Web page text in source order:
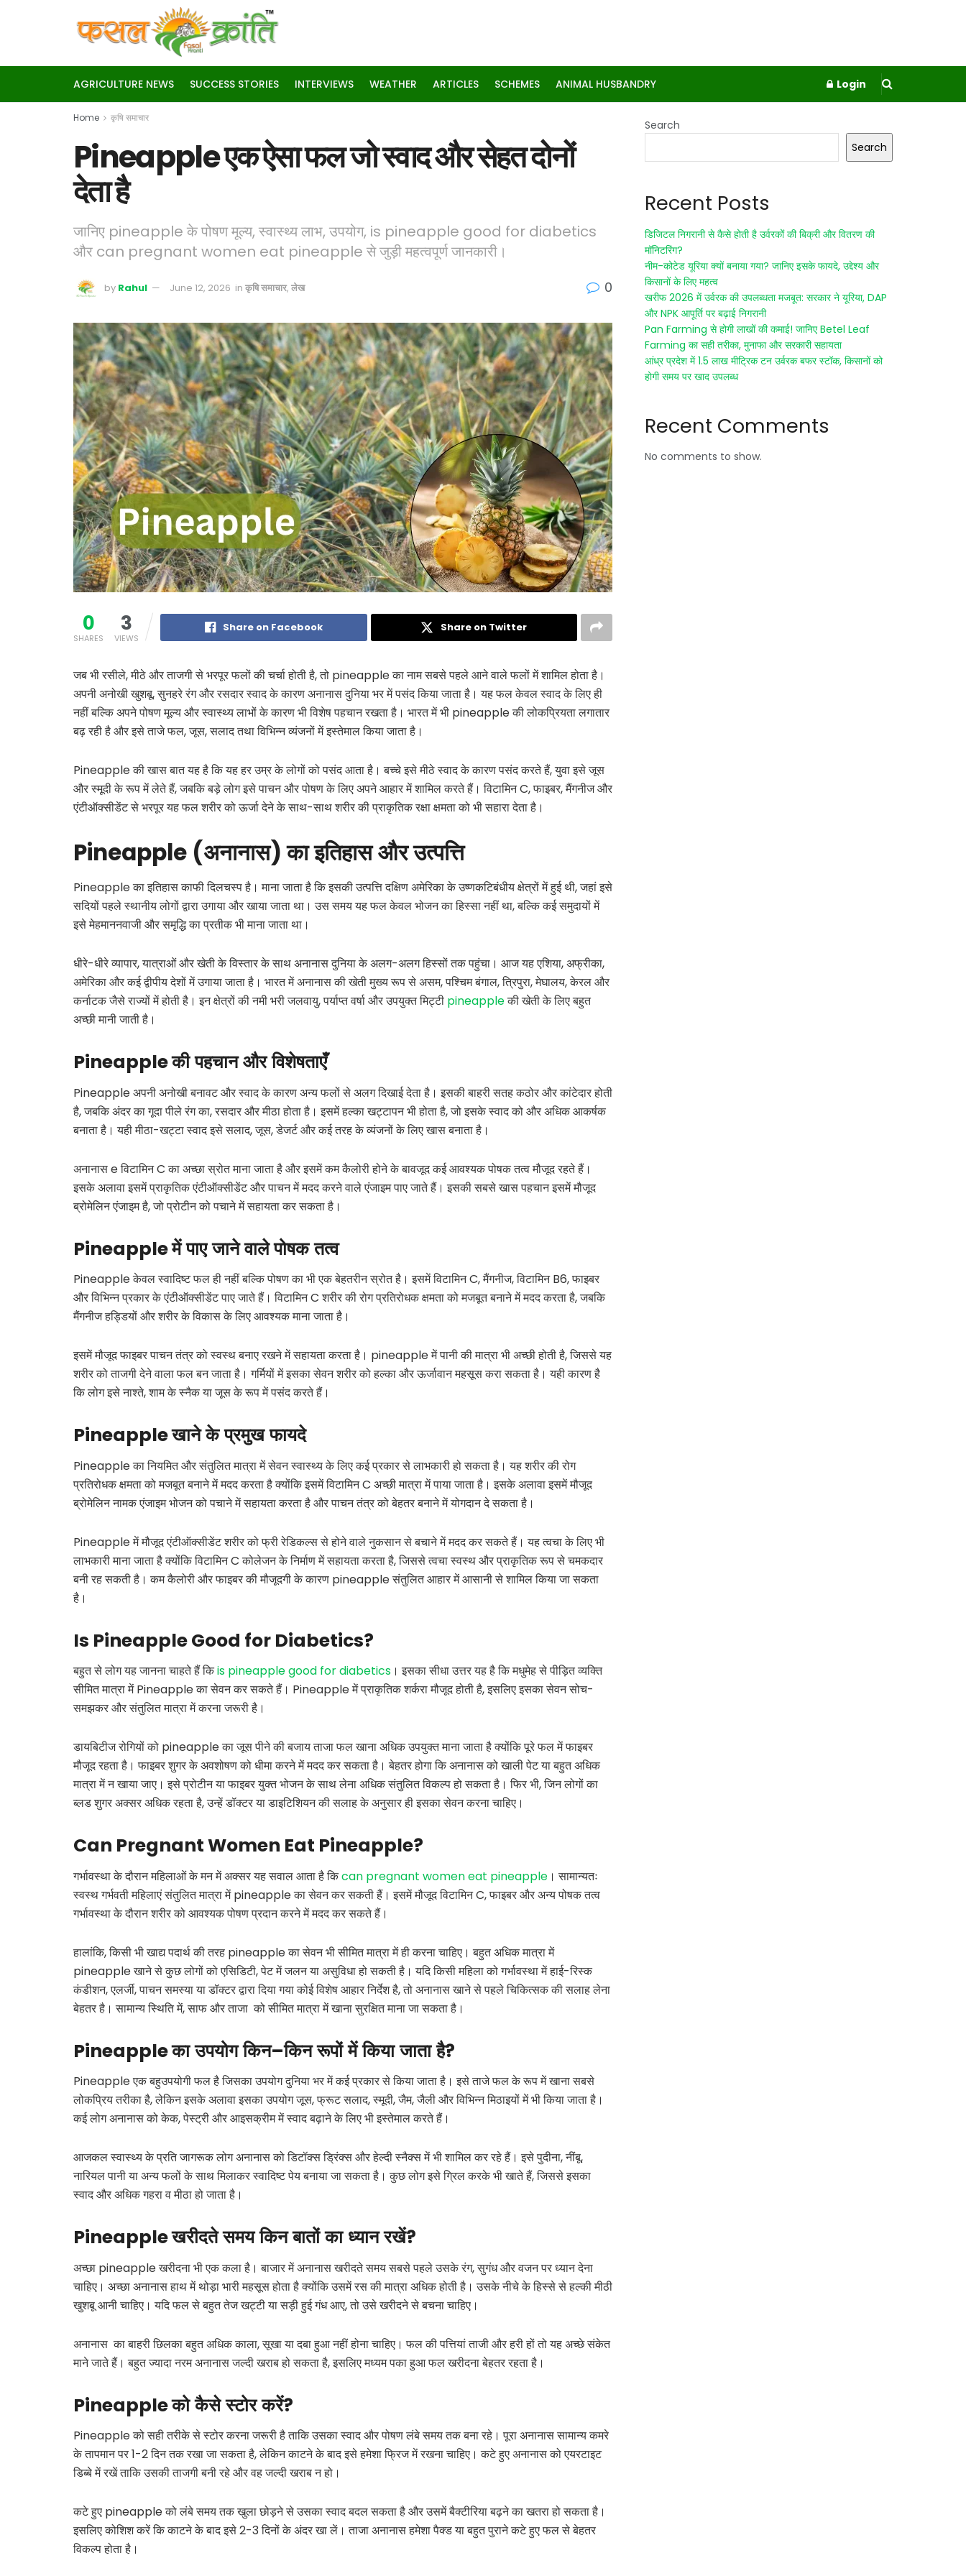
AGRICULTURE NEWS SUCCESS STORIES INTERVIEWS WEATHER ARTICLES SCHEMES ANIMAL HUSBANDRY Login
Home कृषि समाचार
Pineapple एक ऐसा फल जो स्वाद और सेहत दोनों
देता है
जानिए pineapple के पोषण मूल्य, स्वास्थ्य लाभ, उपयोग, is pineapple good for diabetics
और can pregnant women eat pineapple से जुड़ी महत्वपूर्ण जानकारी।
by Rahul June 12, 2026 in कृषि समाचार, लेख 0
0
SHARES
3
VIEWS
Share on Facebook Share on Twitter
जब भी रसीले, मीठे और ताजगी से भरपूर फलों की चर्चा होती है, तो pineapple का नाम सबसे पहले आने वाले फलों में शामिल होता है।
अपनी अनोखी खुशबू, सुनहरे रंग और रसदार स्वाद के कारण अनानास दुनिया भर में पसंद किया जाता है। यह फल केवल स्वाद के लिए ही
नहीं बल्कि अपने पोषण मूल्य और स्वास्थ्य लाभों के कारण भी विशेष पहचान रखता है। भारत में भी pineapple की लोकप्रियता लगातार
बढ़ रही है और इसे ताजे फल, जूस, सलाद तथा विभिन्न व्यंजनों में इस्तेमाल किया जाता है।
Pineapple की खास बात यह है कि यह हर उम्र के लोगों को पसंद आता है। बच्चे इसे मीठे स्वाद के कारण पसंद करते हैं, युवा इसे जूस
और स्मूदी के रूप में लेते हैं, जबकि बड़े लोग इसे पाचन और पोषण के लिए अपने आहार में शामिल करते हैं। विटामिन C, फाइबर, मैंगनीज और
एंटीऑक्सीडेंट से भरपूर यह फल शरीर को ऊर्जा देने के साथ-साथ शरीर की प्राकृतिक रक्षा क्षमता को भी सहारा देता है।
Pineapple (अनानास)काइतिहासऔरउत्पत्ति
Pineapple का इतिहास काफी दिलचस्प है। माना जाता है कि इसकी उत्पत्ति दक्षिण अमेरिका के उष्णकटिबंधीय क्षेत्रों में हुई थी, जहां इसे
सदियों पहले स्थानीय लोगों द्वारा उगाया और खाया जाता था। उस समय यह फल केवल भोजन का हिस्सा नहीं था, बल्कि कई समुदायों में
इसे मेहमाननवाजी और समृद्धि का प्रतीक भी माना जाता था।
धीरे-धीरे व्यापार, यात्राओं और खेती के विस्तार के साथ अनानास दुनिया के अलग-अलग हिस्सों तक पहुंचा। आज यह एशिया, अफ्रीका,
अमेरिका और कई द्वीपीय देशों में उगाया जाता है। भारत में अनानास की खेती मुख्य रूप से असम, पश्चिम बंगाल, त्रिपुरा, मेघालय, केरल और
कर्नाटक जैसे राज्यों में होती है। इन क्षेत्रों की नमी भरी जलवायु, पर्याप्त वर्षा और उपयुक्त मिट्टी pineappleकी खेती के लिए बहुत
अच्छी मानी जाती है।
Pineappleकी पहचान और विशेषताएँ
Pineapple अपनी अनोखी बनावट और स्वाद के कारण अन्य फलों से अलग दिखाई देता है। इसकी बाहरी सतह कठोर और कांटेदार होती
है, जबकि अंदर का गूदा पीले रंग का, रसदार और मीठा होता है। इसमें हल्का खट्टापन भी होता है, जो इसके स्वाद को और अधिक आकर्षक
बनाता है। यही मीठा-खट्टा स्वाद इसे सलाद, जूस, डेजर्ट और कई तरह के व्यंजनों के लिए खास बनाता है।
अनानास e विटामिन C का अच्छा स्रोत माना जाता है और इसमें कम कैलोरी होने के बावजूद कई आवश्यक पोषक तत्व मौजूद रहते हैं।
इसके अलावा इसमें प्राकृतिक एंटीऑक्सीडेंट और पाचन में मदद करने वाले एंजाइम पाए जाते हैं। इसकी सबसे खास पहचान इसमें मौजूद
ब्रोमेलिन एंजाइम है, जो प्रोटीन को पचाने में सहायता कर सकता है।
Pineappleमें पाए जाने वाले पोषक तत्व
Pineapple केवल स्वादिष्ट फल ही नहीं बल्कि पोषण का भी एक बेहतरीन स्रोत है। इसमें विटामिन C, मैंगनीज, विटामिन B6, फाइबर
और विभिन्न प्रकार के एंटीऑक्सीडेंट पाए जाते हैं। विटामिन C शरीर की रोग प्रतिरोधक क्षमता को मजबूत बनाने में मदद करता है, जबकि
मैंगनीज हड्डियों और शरीर के विकास के लिए आवश्यक माना जाता है।
इसमें मौजूद फाइबर पाचन तंत्र को स्वस्थ बनाए रखने में सहायता करता है। pineapple में पानी की मात्रा भी अच्छी होती है, जिससे यह
शरीर को ताजगी देने वाला फल बन जाता है। गर्मियों में इसका सेवन शरीर को हल्का और ऊर्जावान महसूस करा सकता है। यही कारण है
कि लोग इसे नाश्ते, शाम के स्नैक या जूस के रूप में पसंद करते हैं।
Pineappleखाने के प्रमुख फायदे
Pineapple का नियमित और संतुलित मात्रा में सेवन स्वास्थ्य के लिए कई प्रकार से लाभकारी हो सकता है। यह शरीर की रोग
प्रतिरोधक क्षमता को मजबूत बनाने में मदद करता है क्योंकि इसमें विटामिन C अच्छी मात्रा में पाया जाता है। इसके अलावा इसमें मौजूद
ब्रोमेलिन नामक एंजाइम भोजन को पचाने में सहायता करता है और पाचन तंत्र को बेहतर बनाने में योगदान दे सकता है।
Pineapple में मौजूद एंटीऑक्सीडेंट शरीर को फ्री रेडिकल्स से होने वाले नुकसान से बचाने में मदद कर सकते हैं। यह त्वचा के लिए भी
लाभकारी माना जाता है क्योंकि विटामिन C कोलेजन के निर्माण में सहायता करता है, जिससे त्वचा स्वस्थ और प्राकृतिक रूप से चमकदार
बनी रह सकती है। कम कैलोरी और फाइबर की मौजूदगी के कारण pineapple संतुलित आहार में आसानी से शामिल किया जा सकता
है।
Is Pineapple Good for Diabetics?
बहुत से लोग यह जानना चाहते हैं किis pineapple good for diabetics । इसका सीधा उत्तर यह है कि मधुमेह से पीड़ित व्यक्ति
सीमित मात्रा में Pineapple का सेवन कर सकते हैं। Pineapple में प्राकृतिक शर्करा मौजूद होती है, इसलिए इसका सेवन सोच-
समझकर और संतुलित मात्रा में करना जरूरी है।
डायबिटीज रोगियों को pineapple का जूस पीने की बजाय ताजा फल खाना अधिक उपयुक्त माना जाता है क्योंकि पूरे फल में फाइबर
मौजूद रहता है। फाइबर शुगर के अवशोषण को धीमा करने में मदद कर सकता है। बेहतर होगा कि अनानास को खाली पेट या बहुत अधिक
मात्रा में न खाया जाए। इसे प्रोटीन या फाइबर युक्त भोजन के साथ लेना अधिक संतुलित विकल्प हो सकता है। फिर भी, जिन लोगों का
ब्लड शुगर अक्सर अधिक रहता है, उन्हें डॉक्टर या डाइटिशियन की सलाह के अनुसार ही इसका सेवन करना चाहिए।
Can Pregnant Women Eat Pineapple?
गर्भावस्था के दौरान महिलाओं के मन में अक्सर यह सवाल आता है किcan pregnant women eat pineapple । सामान्यतः
स्वस्थ गर्भवती महिलाएं संतुलित मात्रा में pineapple का सेवन कर सकती हैं। इसमें मौजूद विटामिन C, फाइबर और अन्य पोषक तत्व
गर्भावस्था के दौरान शरीर को आवश्यक पोषण प्रदान करने में मदद कर सकते हैं।
हालांकि, किसी भी खाद्य पदार्थ की तरह pineapple का सेवन भी सीमित मात्रा में ही करना चाहिए। बहुत अधिक मात्रा में
pineapple खाने से कुछ लोगों को एसिडिटी, पेट में जलन या असुविधा हो सकती है। यदि किसी महिला को गर्भावस्था में हाई-रिस्क
कंडीशन, एलर्जी, पाचन समस्या या डॉक्टर द्वारा दिया गया कोई विशेष आहार निर्देश है, तो अनानास खाने से पहले चिकित्सक की सलाह लेना
बेहतर है। सामान्य स्थिति में, साफ और ताजा को सीमित मात्रा में खाना सुरक्षित माना जा सकता है।
Pineappleका उपयोग किन–किन रूपों में किया जाता है?
Pineapple एक बहुउपयोगी फल है जिसका उपयोग दुनिया भर में कई प्रकार से किया जाता है। इसे ताजे फल के रूप में खाना सबसे
लोकप्रिय तरीका है, लेकिन इसके अलावा इसका उपयोग जूस, फ्रूट सलाद, स्मूदी, जैम, जैली और विभिन्न मिठाइयों में भी किया जाता है।
कई लोग अनानास को केक, पेस्ट्री और आइसक्रीम में स्वाद बढ़ाने के लिए भी इस्तेमाल करते हैं।
आजकल स्वास्थ्य के प्रति जागरूक लोग अनानास को डिटॉक्स ड्रिंक्स और हेल्दी स्नैक्स में भी शामिल कर रहे हैं। इसे पुदीना, नींबू,
नारियल पानी या अन्य फलों के साथ मिलाकर स्वादिष्ट पेय बनाया जा सकता है। कुछ लोग इसे ग्रिल करके भी खाते हैं, जिससे इसका
स्वाद और अधिक गहरा व मीठा हो जाता है।
Pineappleखरीदते समय किन बातों का ध्यान रखें?
अच्छा pineapple खरीदना भी एक कला है। बाजार में अनानास खरीदते समय सबसे पहले उसके रंग, सुगंध और वजन पर ध्यान देना
चाहिए। अच्छा अनानास हाथ में थोड़ा भारी महसूस होता है क्योंकि उसमें रस की मात्रा अधिक होती है। उसके नीचे के हिस्से से हल्की मीठी
खुशबू आनी चाहिए। यदि फल से बहुत तेज खट्टी या सड़ी हुई गंध आए, तो उसे खरीदने से बचना चाहिए।
अनानास का बाहरी छिलका बहुत अधिक काला, सूखा या दबा हुआ नहीं होना चाहिए। फल की पत्तियां ताजी और हरी हों तो यह अच्छे संकेत
माने जाते हैं। बहुत ज्यादा नरम अनानास जल्दी खराब हो सकता है, इसलिए मध्यम पका हुआ फल खरीदना बेहतर रहता है।
Pineappleको कैसे स्टोर करें?
Pineapple को सही तरीके से स्टोर करना जरूरी है ताकि उसका स्वाद और पोषण लंबे समय तक बना रहे। पूरा अनानास सामान्य कमरे
के तापमान पर 1-2 दिन तक रखा जा सकता है, लेकिन काटने के बाद इसे हमेशा फ्रिज में रखना चाहिए। कटे हुए अनानास को एयरटाइट
डिब्बे में रखें ताकि उसकी ताजगी बनी रहे और वह जल्दी खराब न हो।
कटे हुए pineapple को लंबे समय तक खुला छोड़ने से उसका स्वाद बदल सकता है और उसमें बैक्टीरिया बढ़ने का खतरा हो सकता है।
इसलिए कोशिश करें कि काटने के बाद इसे 2-3 दिनों के अंदर खा लें। ताजा अनानास हमेशा पैक्ड या बहुत पुराने कटे हुए फल से बेहतर
विकल्प होता है।
Search
Search
Recent Posts
डिजिटल निगरानी से कैसे होती है उर्वरकों की बिक्री और वितरण की
मॉनिटरिंग?
नीम-कोटेड यूरिया क्यों बनाया गया? जानिए इसके फायदे, उद्देश्य और
किसानों के लिए महत्व
खरीफ 2026 में उर्वरक की उपलब्धता मजबूत: सरकार ने यूरिया, DAP
और NPK आपूर्ति पर बढ़ाई निगरानी
Pan Farming से होगी लाखों की कमाई! जानिए Betel Leaf
Farming का सही तरीका, मुनाफा और सरकारी सहायता
आंध्र प्रदेश में 1.5 लाख मीट्रिक टन उर्वरक बफर स्टॉक, किसानों को
होगी समय पर खाद उपलब्ध
Recent Comments
No comments to show.